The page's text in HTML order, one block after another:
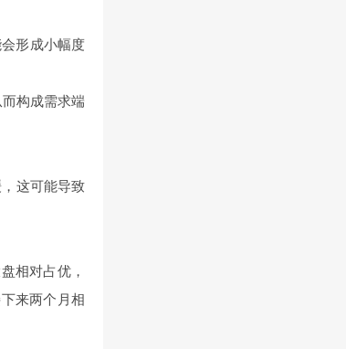
形成小幅度
构成需求端
这可能导致
相对占优，
来两个月相